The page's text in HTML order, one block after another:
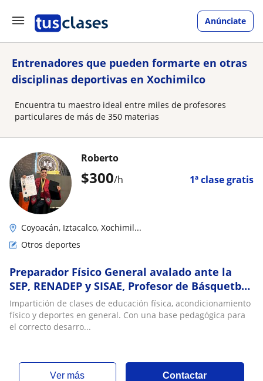
Anúnciate
Entrenadores que pueden formarte en otras
disciplinas deportivas en Xochimilco
Encuentra tu maestro ideal entre miles de profesores
particulares de más de 350 materias
$300/h 1ª clase gratis
Roberto
Coyoacán, Iztacalco, Xochimil...
Otros deportes
Preparador Físico General avalado ante la
SEP, RENADEP y SISAE, Profesor de Básquetbol
certificado NBA JR. COUCHES, Árbitro FMF
Impartición de clases de educación física, acondicionamiento
físico y deportes en general. Con una base pedagógica para
el correcto desarro...
ver más Contactar